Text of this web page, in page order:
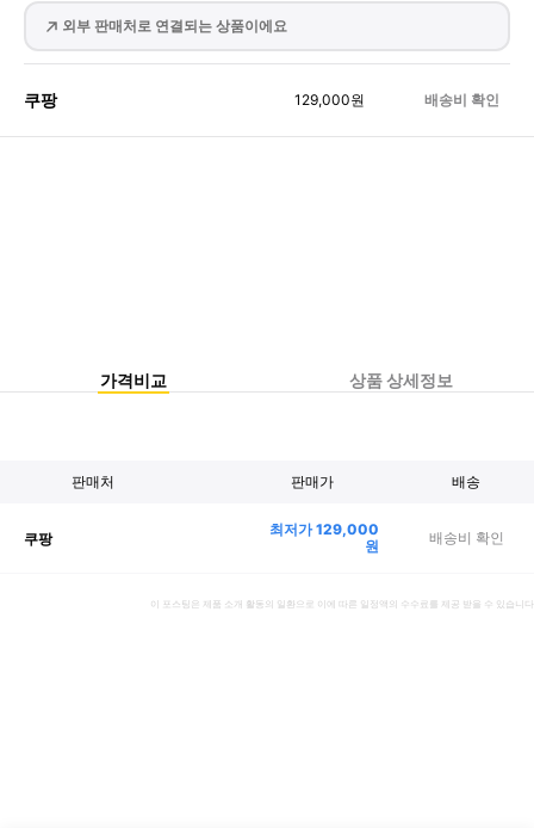
외부 판매처로 연결되는 상품이에요
쿠팡 129,000원 배송비 확인
가격비교 상품 상세정보
판매처 판매가 배송
쿠팡 최저가129,000
원
배송비 확인
이 포스팅은 제품 소개 활동의 일환으로 이에 따른 일정액의 수수료를 제공 받을 수 있습니다